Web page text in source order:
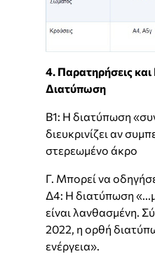
4. Παρατηρήσεις
Διατύπωση
Β1: Η διατύπωση
διευκρινίζει αν
στερεωμένο άκρο
Γ. Μπορεί να
Δ4: Η διατύπωση
είναι λανθασμένη.
2022, η ορθή
ενέργεια».